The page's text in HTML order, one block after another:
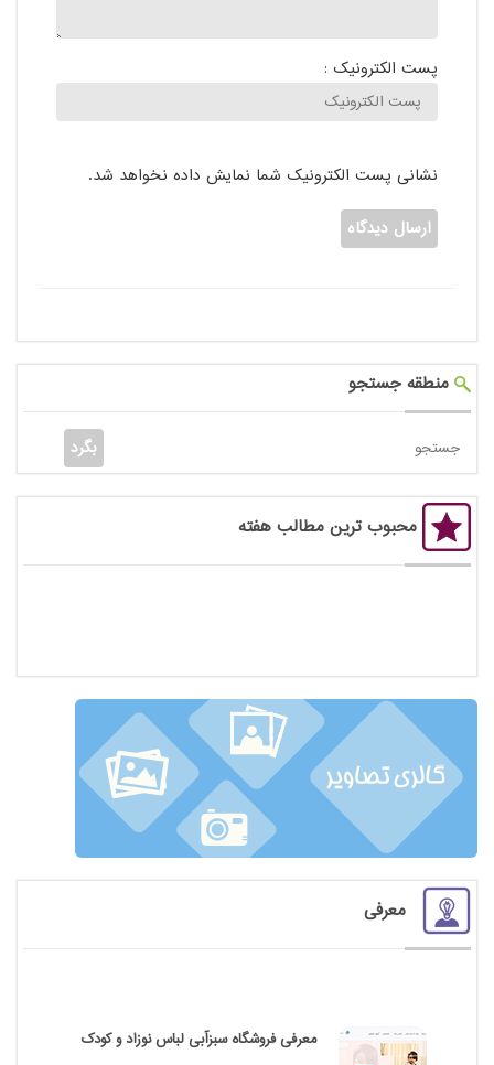
پست الکترونیک :
نشانی پست الکترونیک شما نمایش داده نخواهد شد.
منطقه جستجو
محبوب ترین مطالب هفته
معرفی
معرفی فروشگاه سبزآبی لباس نوزاد و کودک